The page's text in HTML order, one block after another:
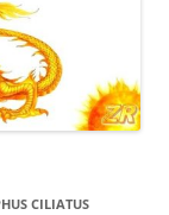
CILIATUS